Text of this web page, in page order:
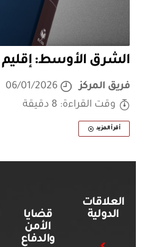
الشرق الأوسط:
فريق المركز
06/01/2026
وقت القراءة: 8 دقيقة
أقرأ المزيد
العلاقات
الدولية
قضايا
الأمن
والدفاع